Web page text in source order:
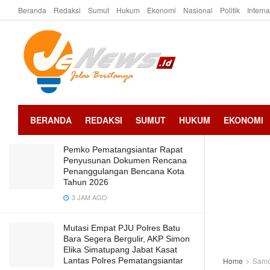
LATEST TRENDING
Predikat WTP dari BPK RI untuk
kabupaten samosir Keempat Kalinya
Pemko Pematangsiantar Rapat
Penyusunan Dokumen Rencana
Penanggulangan Bencana Kota
Tahun 2026
3 JAM AGO
Mutasi Empat PJU Polres Batu
Bara Segera Bergulir, AKP Simon
Elika Simatupang Jabat Kasat
Lantas Polres Pematangsiantar
Beranda Redaksi Sumut Hukum Ekonomi Nasional Politik
BERANDA REDAKSI SUMUT HUKUM EKONOMI
Home